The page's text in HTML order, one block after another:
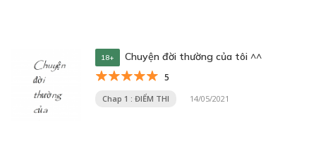
18+ Chuyện đời thường của tôi ^^
5
Chap 1 : ĐIỂM THI 14/05/2021